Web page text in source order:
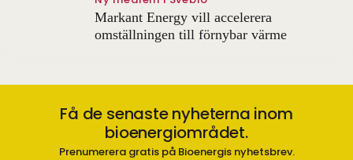
Markant Energy vill accelerera
omställningen till förnybar värme
Få de senaste nyheterna inom
bioenergiområdet.
Prenumerera gratis på Bioenergis nyhetsbrev.